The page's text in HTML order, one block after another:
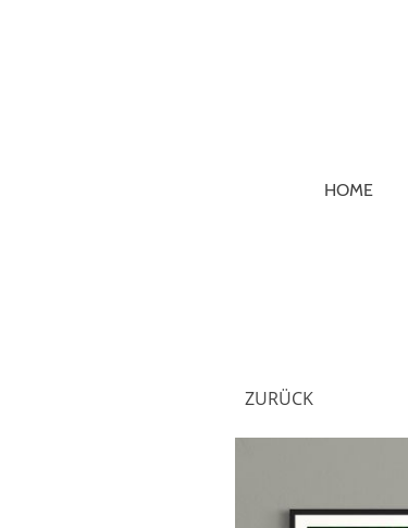
HOME
ZURÜCK